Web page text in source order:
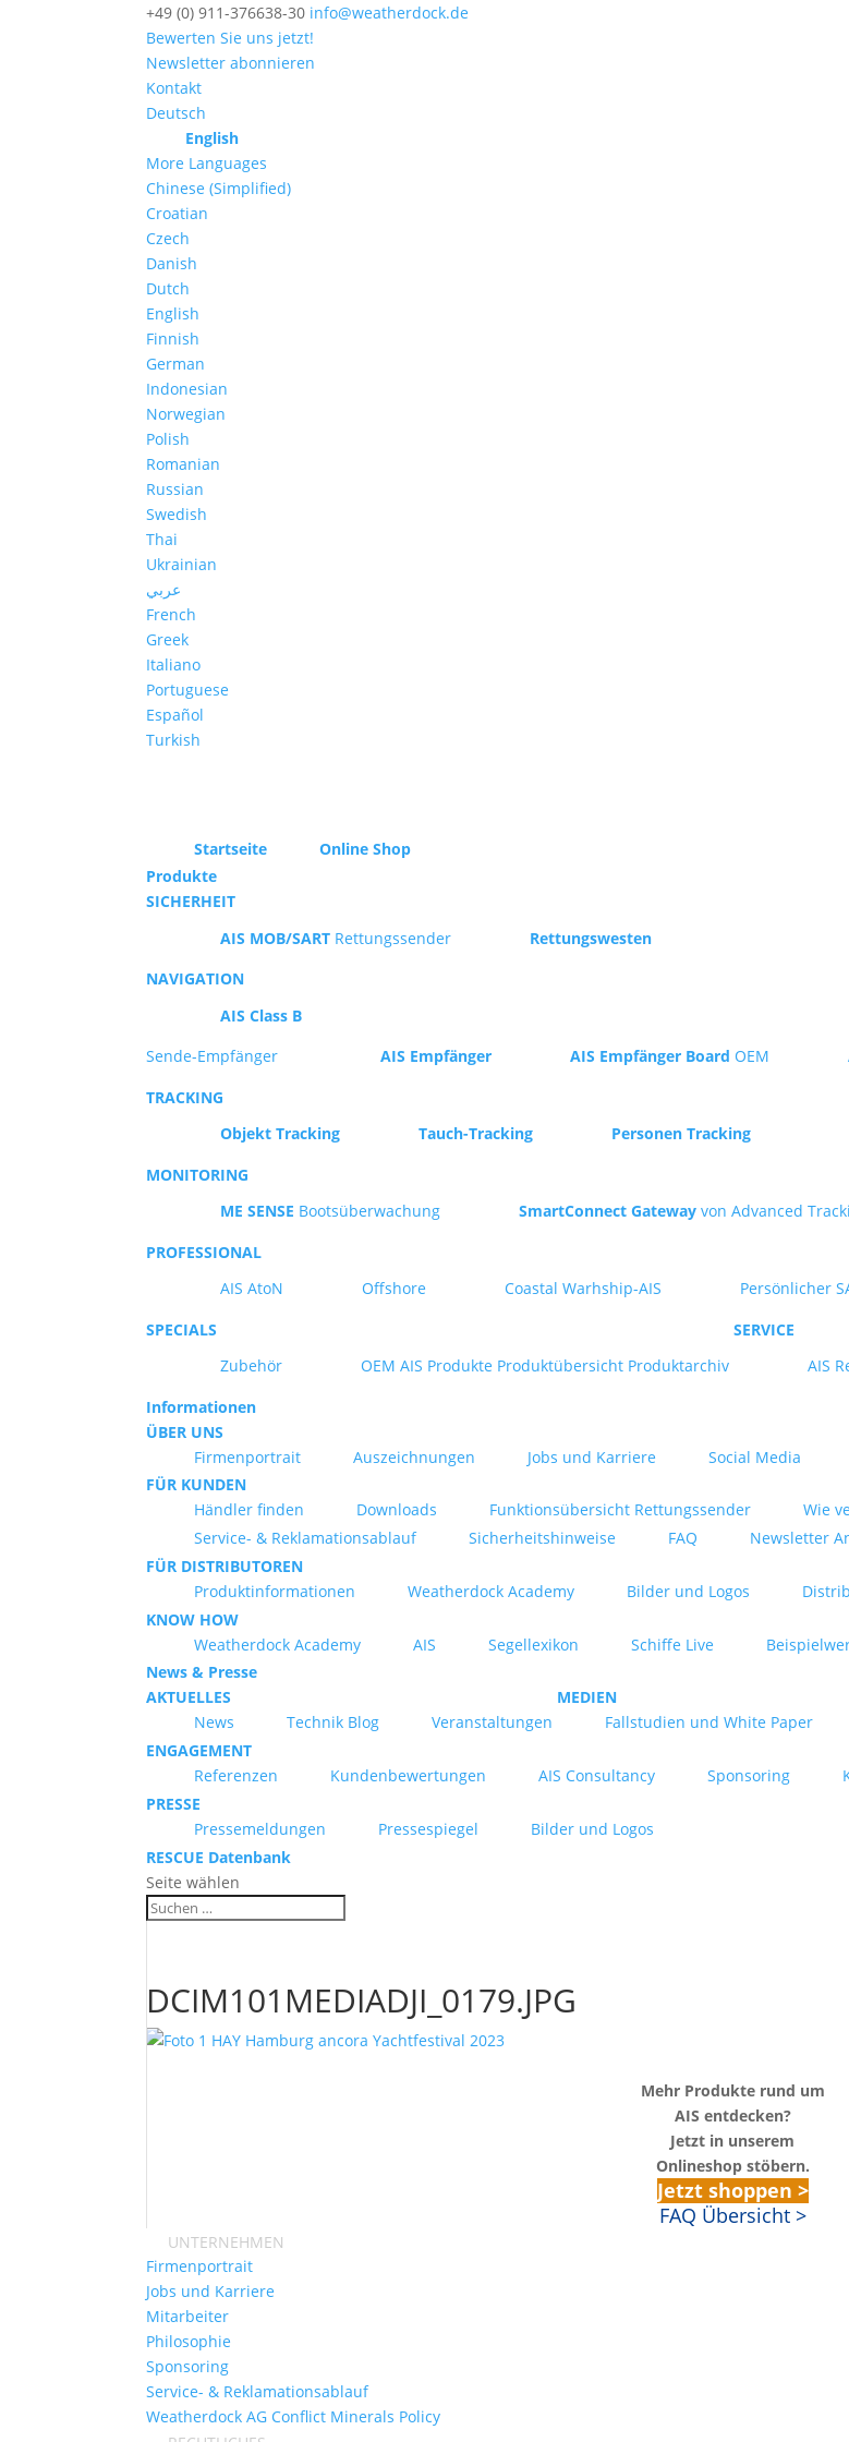
+49 (0) 911-376638-30 info@weatherdock.de
Bewerten Sie uns jetzt!
Newsletter abonnieren
Kontakt
Deutsch
English
More Languages
Chinese (Simplified)
Croatian
Czech
Danish
Dutch
English
Finnish
German
Indonesian
Norwegian
Polish
Romanian
Russian
Swedish
Thai
Ukrainian
عربي
French
Greek
Italiano
Portuguese
Español
Turkish
Startseite
Online Shop
Produkte
SICHERHEIT
AIS MOB/SART Rettungssender
Rettungswesten
NAVIGATION
AIS Class B
Sende-Empfänger
AIS Empfänger AIS Empfänger Board OEM
TRACKING
Objekt Tracking
Tauch-Tracking
Personen Tracking
MONITORING
ME SENSE Bootsüberwachung SmartConnect Gateway von Advanced
PROFESSIONAL
AIS AtoN
Offshore Coastal Warhship-AIS
Persönlicher
SPECIALS
Zubehör
OEM AIS Produkte Produktübersicht Produktarchiv
SERVICE
AIS
Informationen
ÜBER UNS
Firmenportrait
Auszeichnungen Jobs und Karriere
Social Media
FÜR KUNDEN
Händler finden
Downloads Funktionsübersicht Rettungssender Wie
Service- & Reklamationsablauf
Sicherheitshinweise FAQ
Newsletter
FÜR DISTRIBUTOREN
Produktinformationen
Weatherdock Academy Bilder und Logos
KNOW HOW
Weatherdock Academy
AIS Segellexikon Schiffe Live
News & Presse
AKTUELLES
News
Technik Blog Veranstaltungen
MEDIEN
Fallstudien und White Paper
ENGAGEMENT
Referenzen
Kundenbewertungen AIS Consultancy Sponsoring
PRESSE
Pressemeldungen
Pressespiegel
Bilder und Logos
RESCUE Datenbank
Seite wählen
DCIM101MEDIADJI_0179.JPG
Mehr Produkte rund um
AIS entdecken?
Jetzt in unserem
Onlineshop stöbern.
Jetzt shoppen >
FAQ Übersicht >
UNTERNEHMEN
Firmenportrait
Jobs und Karriere
Mitarbeiter
Philosophie
Sponsoring
Service- & Reklamationsablauf
Weatherdock AG Conflict Minerals Policy